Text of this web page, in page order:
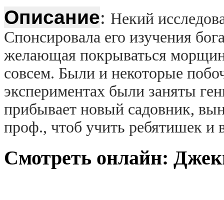
Описание: Некий
Спонсировала его изучения
желающая покрываться
совсем. Были и некоторые
экспериментах были заняты
прибывает новый садовник,
проф., чтоб учить ребятишек и
Смотреть онлайн: